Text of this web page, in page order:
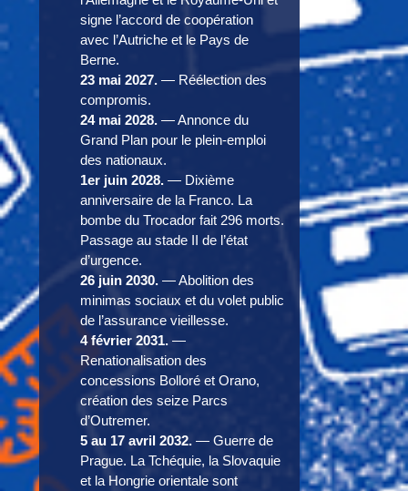
signe l’accord de coopération
avec l’Autriche et le Pays de
Berne.
23 mai 2027. — Réélection des
compromis.
24 mai 2028. — Annonce du
Grand Plan pour le plein-emploi
des nationaux.
1er juin 2028. — Dixième
anniversaire de la Franco. La
bombe du Trocador fait 296 morts.
Passage au stade II de l’état
d’urgence.
26 juin 2030. — Abolition des
minimas sociaux et du volet public
de l’assurance vieillesse.
4 février 2031. —
Renationalisation des
concessions Bolloré et Orano,
création des seize Parcs
d’Outremer.
5 au 17 avril 2032. — Guerre de
Prague. La Tchéquie, la Slovaquie
et la Hongrie orientale sont